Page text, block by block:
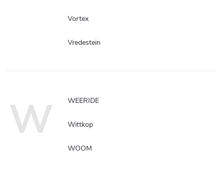
Vortex
Vredestein
W WEERIDE
Wittkop
WOOM